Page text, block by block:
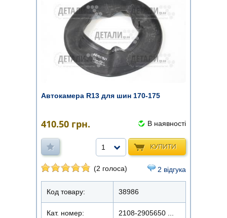
Автокамера R13 для шин 170-175
410.50 грн. В наявності
КУПИТИ
1
(2 голоса) 2 відгука
Код товару: 38986
Кат. номер: 2108-2905650 ...